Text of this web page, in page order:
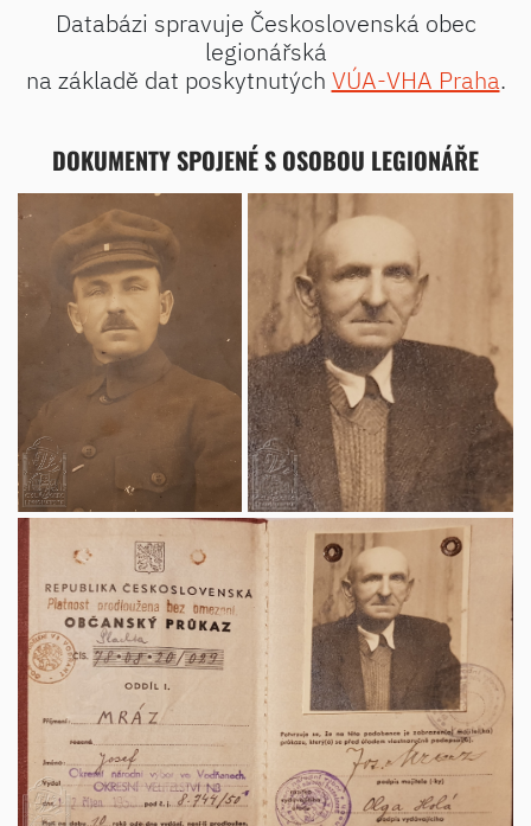
Databázi spravuje Československá obec
legionářská
na základě dat poskytnutých VÚA-VHA Praha.
DOKUMENTY SPOJENÉ S OSOBOU LEGIONÁŘE